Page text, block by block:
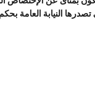
النيابة العامة